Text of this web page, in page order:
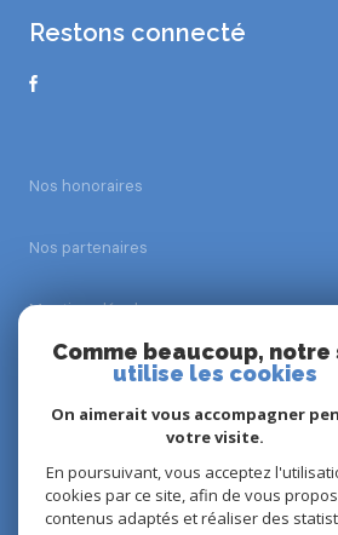
restons connecté
Nos honoraires
Nos partenaires
Mentions légales
Cookies
Comme beaucoup, notre
utilise les cookies
On aimerait vous accompagner
votre visite.
En poursuivant, vous acceptez
cookies par ce site, afin de vous
contenus adaptés et réaliser des